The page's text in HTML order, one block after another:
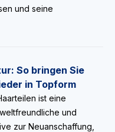
und seine
So bringen Sie
in Topform
ist eine
und
zur Neuanschaffung,